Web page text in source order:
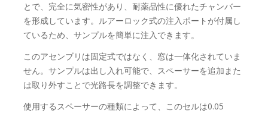
とで、完全に気密性があり、耐薬品性に​​優れたチャンバー
を形成しています。ルアーロック式の注入ポートが付属し
ているため、サンプルを簡単に注入できます。
このアセンブリは固定式ではなく、窓は一体化されていま
せん。サンプルは出し入れ可能で、スペーサーを追加また
は取り外すことで光路長を調整できます。
使用するスペーサーの種類によって、このセルは0.05